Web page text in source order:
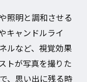
照明と調和させる
キャンドルライ
ルなど、視覚効果
トが写真を撮りた
、思い出に残る時